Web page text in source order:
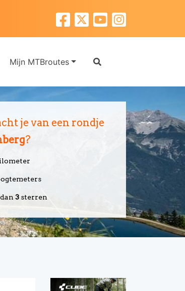
Mijn MTBroutes
je van een rondje
?
3 sterren